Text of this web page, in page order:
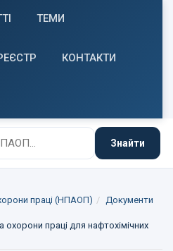
ТЕМИ
КОНТАКТИ
Знайти
праці (НПАОП)
Документи
праці для нафтохімічних